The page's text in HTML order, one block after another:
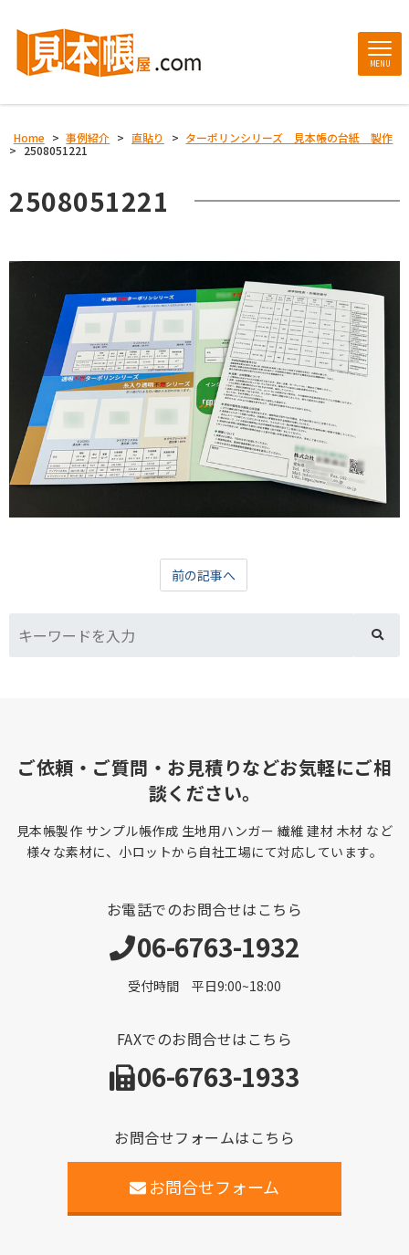
MENU
Home > 事例紹介 > 直貼り > ターポリンシリーズ 見本帳の台紙 製作
> 2508051221
2508051221
前の記事へ
ご依頼・ご質問・お見積りなどお気軽にご相
談ください。
見本帳製作 サンプル帳作成 生地用ハンガー 繊維 建材 木材 など
様々な素材に、小ロットから自社工場にて対応しています。
お電話でのお問合せはこちら
06-6763-1932
受付時間 平日9:00~18:00
FAXでのお問合せはこちら
06-6763-1933
お問合せフォームはこちら
お問合せフォーム